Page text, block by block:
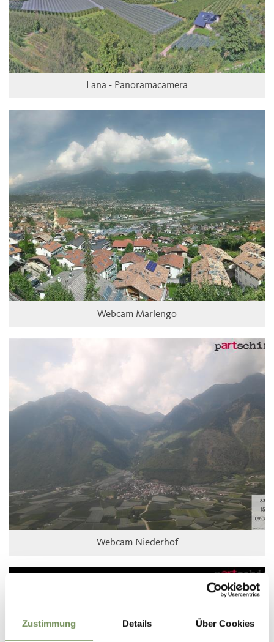
Zustimmung Details Über Cookies
Lana - Panoramacamera
Webcam Marlengo
Webcam Niederhof